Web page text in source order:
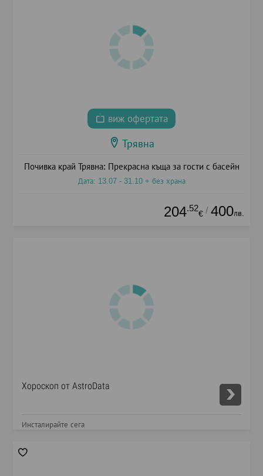
виж офертата
Трявна
Почивка край Трявна: Прекрасна къща за гости с басейн
Дата: 13.07 - 31.10 + без храна
204.52
€ / 400лв.
Хороскоп от AstroData
Инсталирайте сега